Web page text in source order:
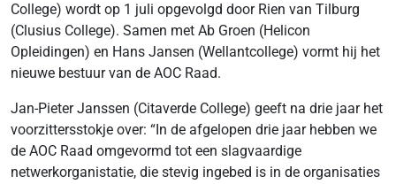
College) wordt op 1 juli opgevolgd door Rien van Tilburg
(Clusius College). Samen met Ab Groen (Helicon
Opleidingen) en Hans Jansen (Wellantcollege) vormt hij het
nieuwe bestuur van de AOC Raad.
Jan-Pieter Janssen (Citaverde College) geeft na drie jaar het
voorzittersstokje over: “In de afgelopen drie jaar hebben we
de AOC Raad omgevormd tot een slagvaardige
netwerkorganistatie, die stevig ingebed is in de organisaties